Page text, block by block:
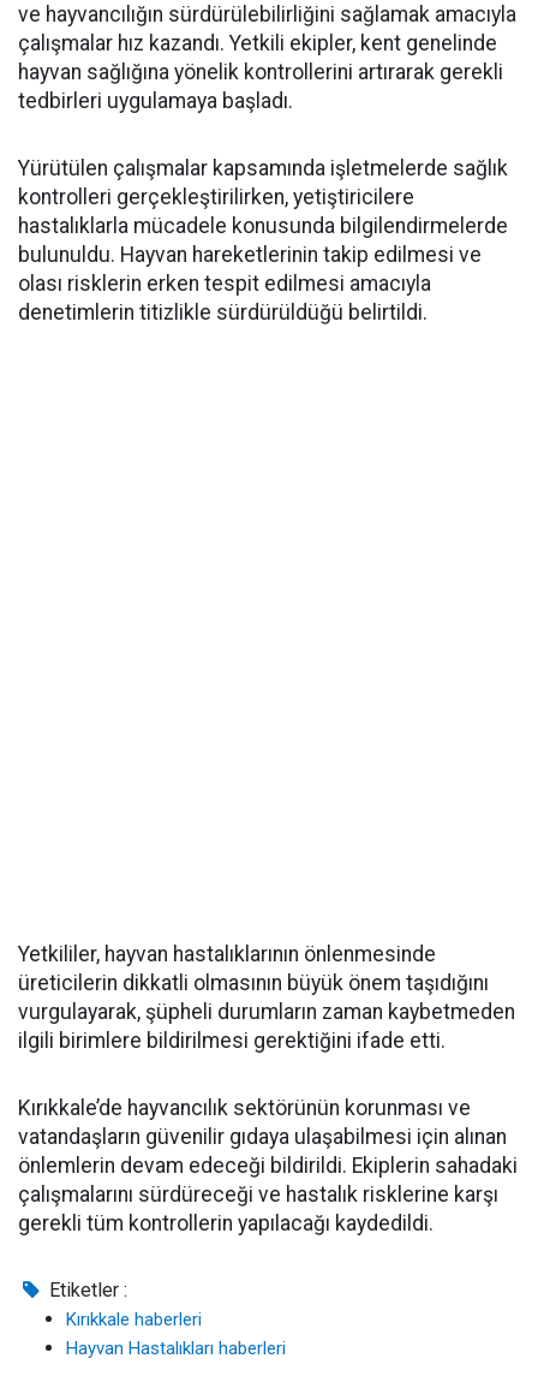
ve hayvancılığın sürdürülebilirliğini sağlamak amacıyla
çalışmalar hız kazandı. Yetkili ekipler, kent genelinde
hayvan sağlığına yönelik kontrollerini artırarak gerekli
tedbirleri uygulamaya başladı.
Yürütülen çalışmalar kapsamında işletmelerde sağlık
kontrolleri gerçekleştirilirken, yetiştiricilere
hastalıklarla mücadele konusunda bilgilendirmelerde
bulunuldu. Hayvan hareketlerinin takip edilmesi ve
olası risklerin erken tespit edilmesi amacıyla
denetimlerin titizlikle sürdürüldüğü belirtildi.
Yetkililer, hayvan hastalıklarının önlenmesinde
üreticilerin dikkatli olmasının büyük önem taşıdığını
vurgulayarak, şüpheli durumların zaman kaybetmeden
ilgili birimlere bildirilmesi gerektiğini ifade etti.
Kırıkkale’de hayvancılık sektörünün korunması ve
vatandaşların güvenilir gıdaya ulaşabilmesi için alınan
önlemlerin devam edeceği bildirildi. Ekiplerin sahadaki
çalışmalarını sürdüreceği ve hastalık risklerine karşı
gerekli tüm kontrollerin yapılacağı kaydedildi.
Etiketler :
Kırıkkale haberleri
Hayvan Hastalıkları haberleri